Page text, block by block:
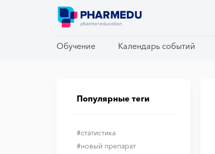
Обучение Календарь событий
Обучение Календарь событий
Популярные теги
#статистика
#новый препарат